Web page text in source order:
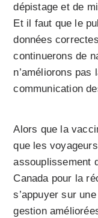
dépistage et de
Et il faut que le
données
continuerons de
n’améliorons pas
communication
Alors que la
que les
assouplissement
Canada pour la
s’appuyer sur
gestion